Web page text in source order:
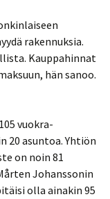
rakennuksia.
Kauppahinnat
hän sanoo.
vuokra-
20 asuntoa. Yhtiön
on noin 81
Johanssonin
olla ainakin 95